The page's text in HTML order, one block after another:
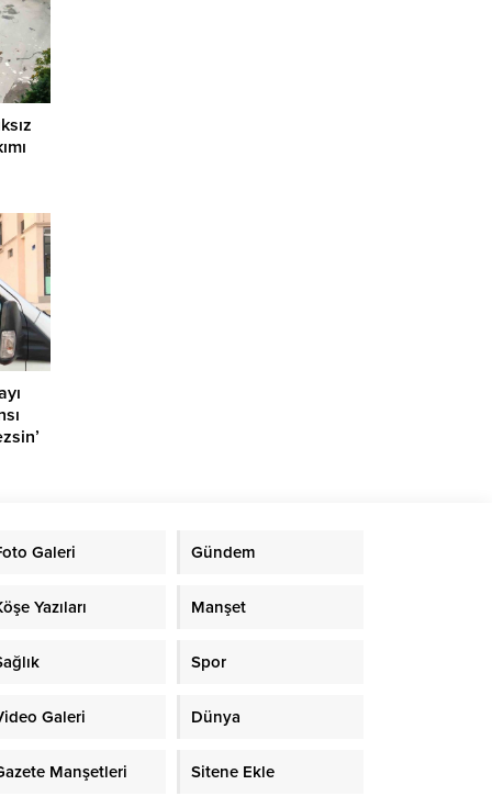
Galeri Gündem
Yazıları Manşet
Spor
Galeri Dünya
Manşetleri Sitene Ekle